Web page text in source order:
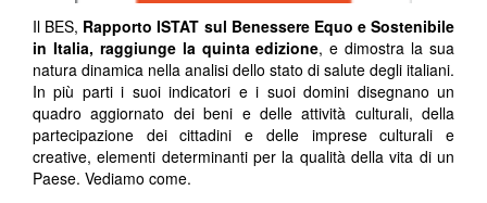
Il BES, Rapporto ISTAT sul Benessere Equo e Sostenibile
in Italia, raggiunge la quinta edizione, e dimostra la sua
natura dinamica nella analisi dello stato di salute degli italiani.
In più parti i suoi indicatori e i suoi domini disegnano un
quadro aggiornato dei beni e delle attività culturali, della
partecipazione dei cittadini e delle imprese culturali e
creative, elementi determinanti per la qualità della vita di un
Paese. Vediamo come.